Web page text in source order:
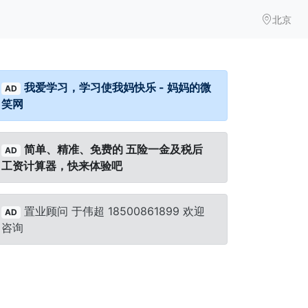
北京
AD
我爱学习，学习使我妈快乐 - 妈妈的微
笑网
AD
简单、精准、免费的 五险一金及税后
工资计算器，快来体验吧
AD
置业顾问 于伟超 18500861899 欢迎
咨询